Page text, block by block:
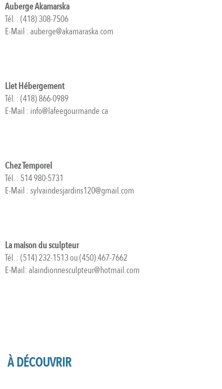
Auberge Akamarska
Tél. : (418) 308-7506
E-Mail : auberge@akamaraska.com
Liet Hébergement
Tél. : (418) 866-0989
E-Mail : info@lafeegourmande.ca
Chez Temporel
Tél. : 514 980-5731
E-Mail : sylvaindesjardins120@gmail.com
La maison du sculpteur
Tél. : (514) 232-1513 ou (450) 467-7662
E-Mail: alaindionnesculpteur@hotmail.com
À DÉCOUVRIR